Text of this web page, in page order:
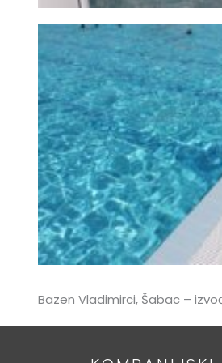
Bazen Vladimirci, Šabac –